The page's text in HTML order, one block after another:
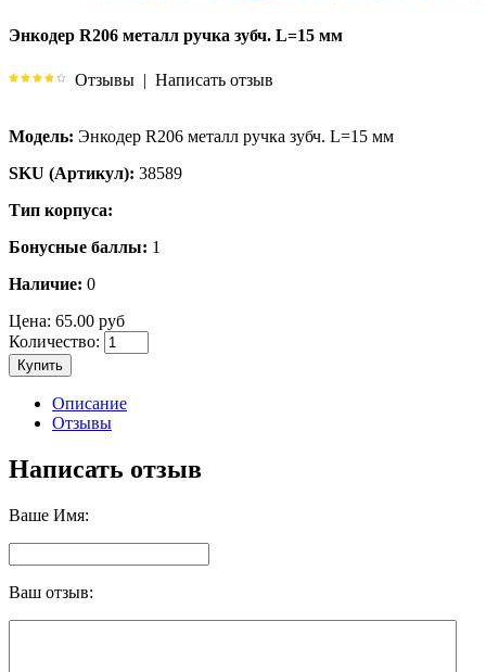
Энкодер R206 металл ручка зубч. L=15 мм
Отзывы | Написать отзыв
Модель: Энкодер R206 металл ручка зубч. L=15 мм
SKU (Артикул): 38589
Тип корпуса:
Бонусные баллы: 1
Наличие: 0
Цена: 65.00 руб
Количество:
Купить
Описание
Отзывы
Написать отзыв
Ваше Имя:
Ваш отзыв: